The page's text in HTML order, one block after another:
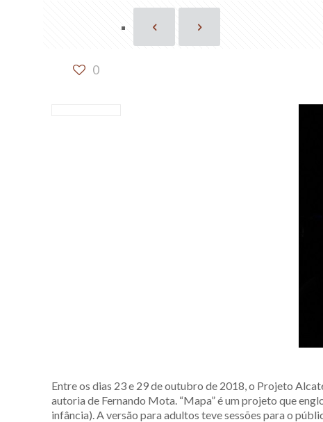
0
Entre os dias 23 e 29 de outubro de 2018, o Projeto
autoria de Fernando Mota. “Mapa” é um projeto que
infância). A versão para adultos teve sessões para o